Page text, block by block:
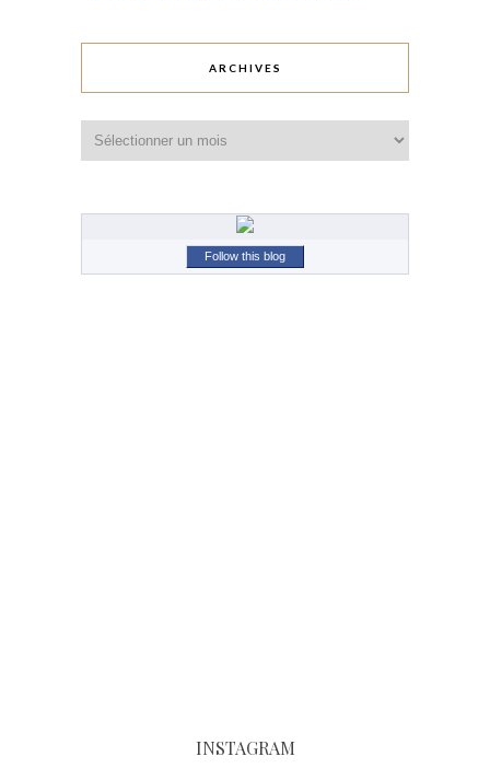
ARCHIVES
Follow this blog
INSTAGRAM